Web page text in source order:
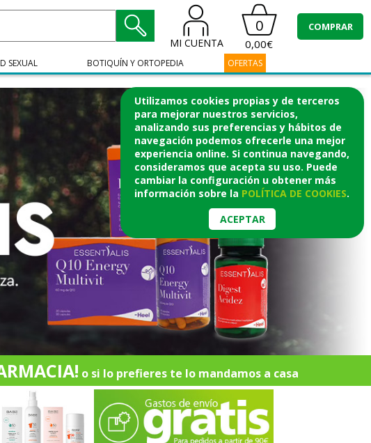
Utilizamos cookies propias y de terceros
para mejorar nuestros servicios,
analizando sus preferencias y hábitos de
navegación podemos ofrecerle una mejor
experiencia online. Si continua navegando,
consideramos que acepta su uso. Puede
cambiar la configuración u obtener más
información sobre la POLÍTICA DE COOKIES.
ACEPTAR
MI CUENTA
0
0,00€
COMPRAR
SEXUAL BOTIQUÍN Y ORTOPEDIA OFERTAS
o si lo prefieres te lo mandamos a casa